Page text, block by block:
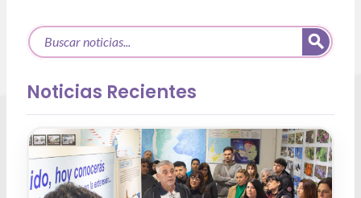
Noticias Recientes